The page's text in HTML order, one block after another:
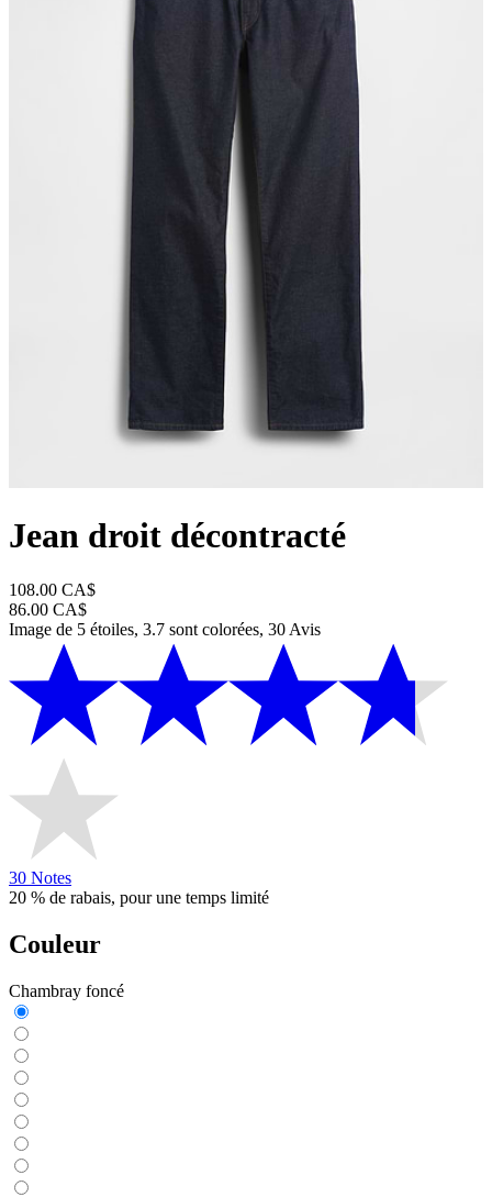
Jean droit décontracté
108.00 CA$
86.00 CA$
Image de 5 étoiles, 3.7 sont colorées, 30 Avis
30 Notes
20 % de rabais, pour une temps limité
Couleur
Chambray foncé